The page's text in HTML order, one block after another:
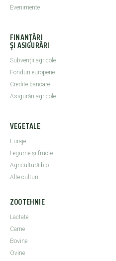
Evenimente
FINANȚĂRI
ȘI ASIGURĂRI
Subvenții agricole
Fonduri europene
Credite bancare
Asigurări agricole
VEGETALE
Furaje
Legume şi fructe
Agricultură bio
Alte culturi
ZOOTEHNIE
Lactate
Carne
Bovine
Ovine